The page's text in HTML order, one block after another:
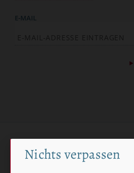
E-MAIL
AGB und Widerrufsbelehrung
Nichts verpassen